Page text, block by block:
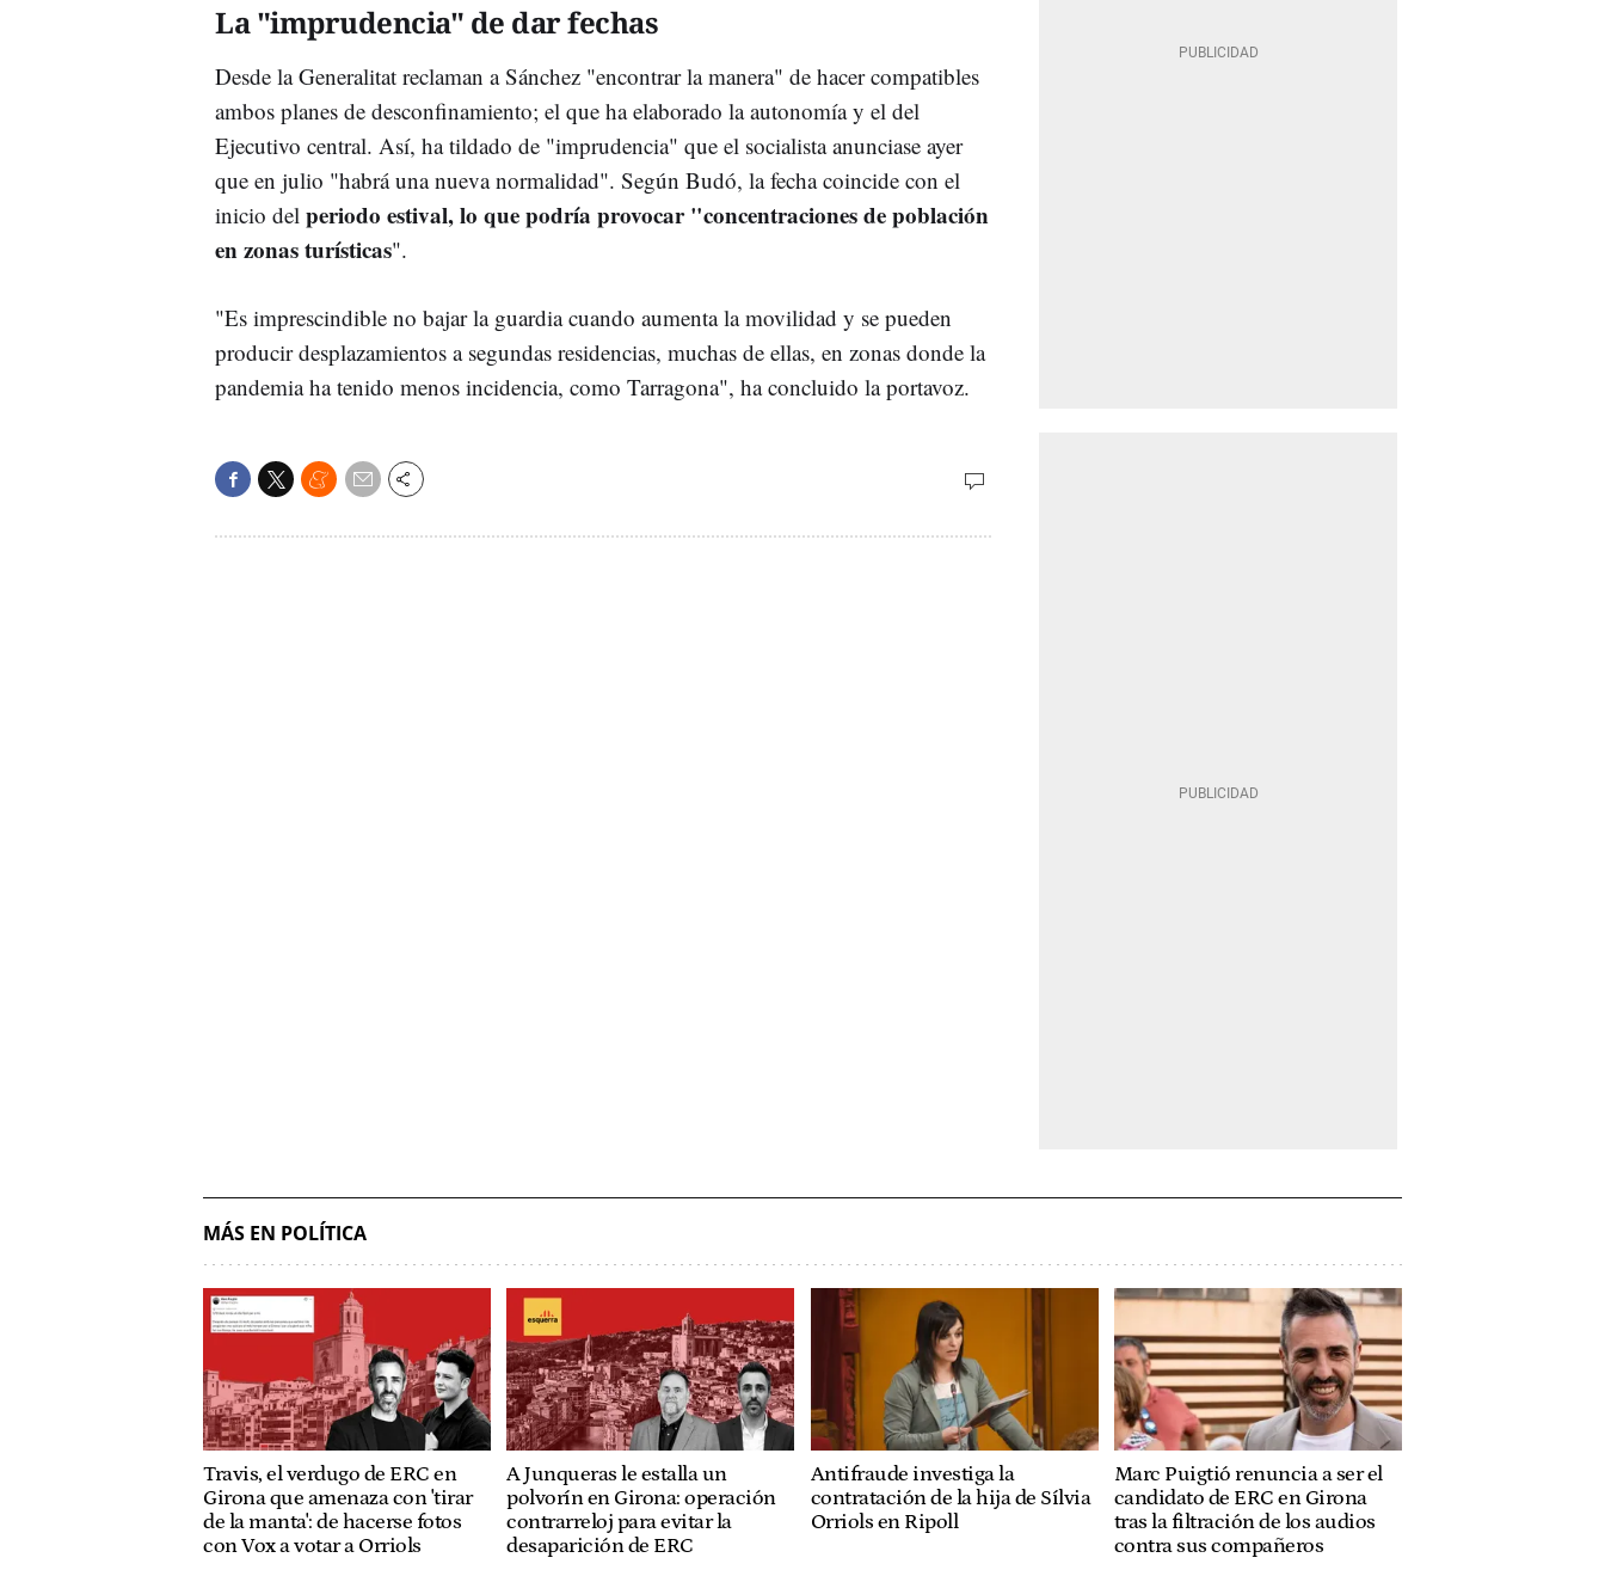
La "imprudencia" de dar fechas
Desde la Generalitat reclaman a Sánchez "encontrar la manera" de hacer compatibles
ambos planes de desconfinamiento; el que ha elaborado la autonomía y el del
Ejecutivo central. Así, ha tildado de "imprudencia" que el socialista anunciase ayer
que en julio "habrá una nueva normalidad". Según Budó, la fecha coincide con el
inicio del periodo estival, lo que podría provocar "concentraciones de población
en zonas turísticas".
"Es imprescindible no bajar la guardia cuando aumenta la movilidad y se pueden
producir desplazamientos a segundas residencias, muchas de ellas, en zonas donde la
pandemia ha tenido menos incidencia, como Tarragona", ha concluido la portavoz.
MÁS EN POLÍTICA
Travis, el verdugo de ERC en
Girona que amenaza con 'tirar
de la manta': de hacerse fotos
con Vox a votar a Orriols
A Junqueras le estalla un
polvorín en Girona: operación
contrarreloj para evitar la
desaparición de ERC
Antifraude investiga la
contratación de la hija de Sílvia
Orriols en Ripoll
Marc Puigtió renuncia a ser el
candidato de ERC en Girona
tras la filtración de los audios
contra sus compañeros